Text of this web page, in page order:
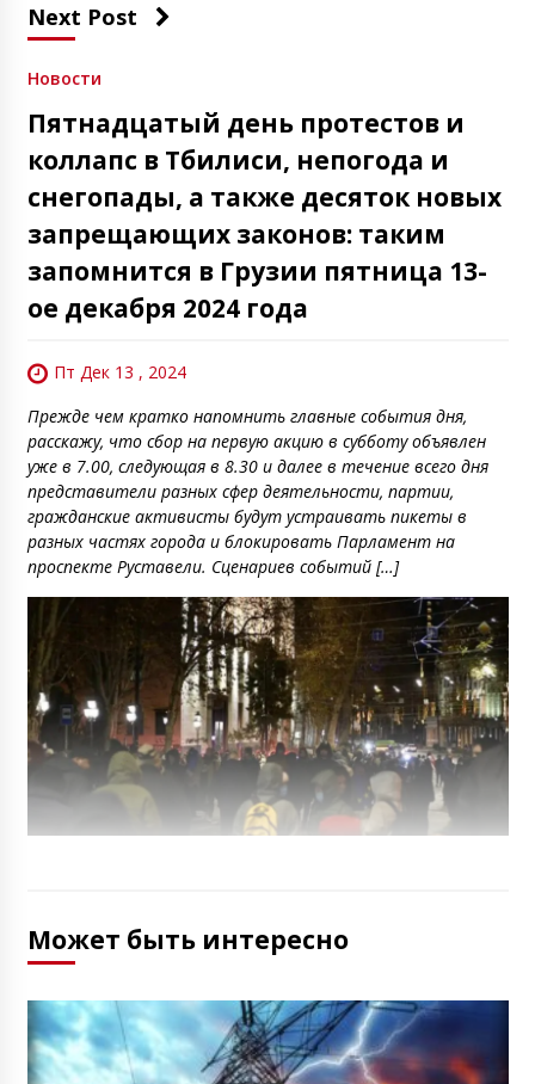
Next Post
Новости
Пятнадцатый день протестов и
коллапс в Тбилиси, непогода и
снегопады, а также десяток новых
запрещающих законов: таким
запомнится в Грузии пятница 13-
ое декабря 2024 года
Пт Дек 13 , 2024
Прежде чем кратко напомнить главные события дня,
расскажу, что сбор на первую акцию в субботу объявлен
уже в 7.00, следующая в 8.30 и далее в течение всего дня
представители разных сфер деятельности, партии,
гражданские активисты будут устраивать пикеты в
разных частях города и блокировать Парламент на
проспекте Руставели. Сценариев событий […]
Может быть интересно